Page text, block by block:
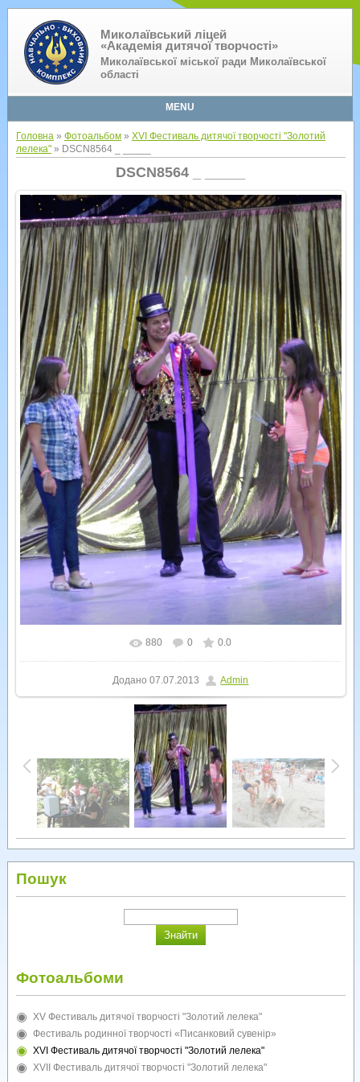
Миколаївський ліцей
«Академія дитячої творчості»
Миколаївської міської ради Миколаївської
області
MENU
Головна» Фотоальбом» XVI Фестиваль дитячої творчості "Золотий
лелека"» DSCN8564 _ _____
DSCN8564 _ _____
У реальному розмірі 1200x1600
880 0 0.0
Додано 07.07.2013 Admin
Пошук
Фотоальбоми
XV Фестиваль дитячої творчості "Золотий лелека"
Фестиваль родинної творчості «Писанковий сувенір»
XVI Фестиваль дитячої творчості "Золотий лелека"
XVII Фестиваль дитячої творчості "Золотий лелека"